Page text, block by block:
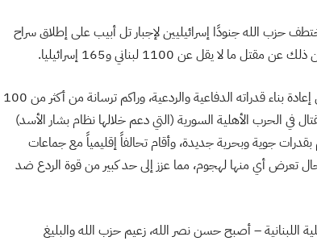
هذه انهارت مؤقتًا عام 2006 بعد أن اختطف حزب الله جنودًا إسرائيليين لإجبار تل أبيب على إطلاق سراح
يقل عن 1100 لبناني و165 إسرائيليا.
وبحلول منتصف 2023، كان حزب الله أمضى سنوات في إعادة بناء قدراته الدفاعية والردعية، وراكم ترسانة من أكثر من 100
في الحرب الأهلية السورية (التي دعم خلالها نظام بشار الأسد)
جوية وبحرية جديدة، وأقام تحالفاً إقليمياً مع جماعات
تعرض أي منها لهجوم، مما عزز إلى حد كبير من قوة الردع ضد
اللبنانية – أصبح حسن نصر الله، زعيم حزب الله والبليغ